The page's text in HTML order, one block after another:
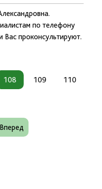
по телефону
проконсультируют.
108 109 110
Вперед